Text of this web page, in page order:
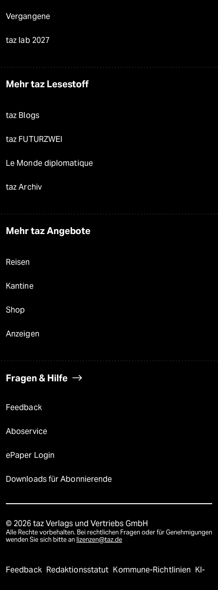
Vergangene
taz lab 2027
Mehr taz Lesestoff
taz Blogs
taz FUTURZWEI
Le Monde diplomatique
taz Archiv
Mehr taz Angebote
Reisen
Kantine
Shop
Anzeigen
Fragen & Hilfe
Feedback
Aboservice
ePaper Login
Downloads für Abonnierende
© 2026 taz Verlags und Vertriebs GmbH
Alle Rechte vorbehalten. Bei rechtlichen Fragen oder für Genehmigungen
wenden Sie sich bitte an lizenzen@taz.de
Feedback Redaktionsstatut Kommune-Richtlinien KI-